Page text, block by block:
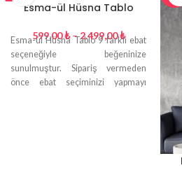
Esma-ül Hüsna Tablo
599,00₺ –2.499,00₺
Esma-ül Hüsna Tablo 9 farklı ebat
seçeneğiyle beğeninize
sunulmuştur. Sipariş vermeden
önce ebat seçiminizi yapmayı